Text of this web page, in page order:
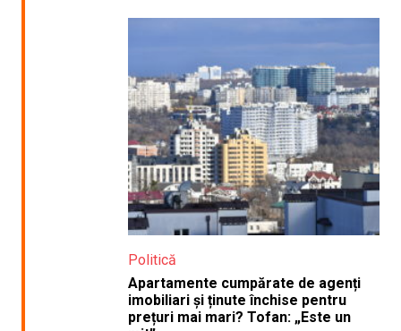
Politică
Apartamente cumpărate de agenți
imobiliari și ținute închise pentru
prețuri mai mari? Tofan: „Este un